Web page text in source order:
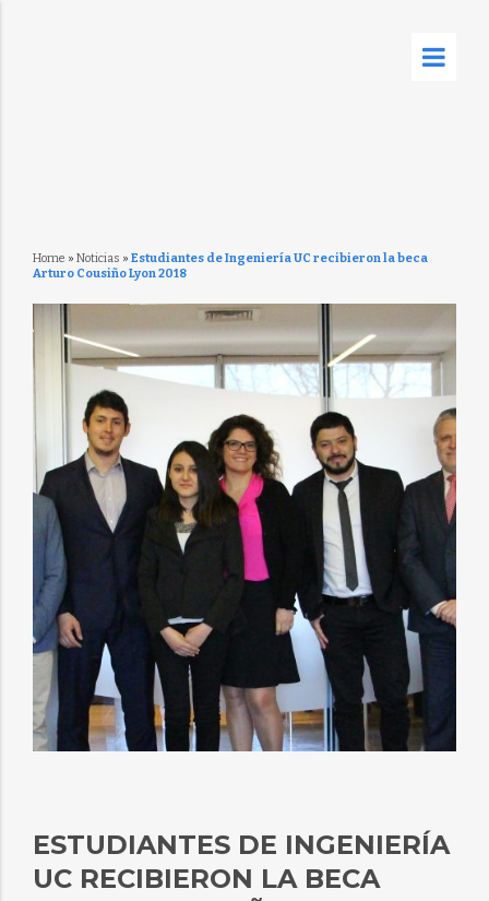
Home » Noticias » Estudiantes de Ingeniería UC recibieron la beca
Arturo Cousiño Lyon 2018
ESTUDIANTES DE INGENIERÍA
UC RECIBIERON LA BECA